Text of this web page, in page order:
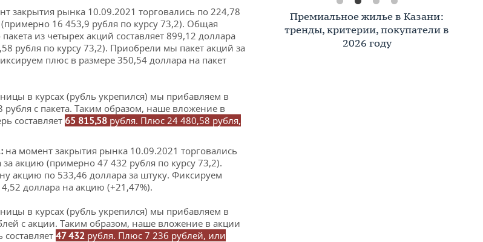
закрытия рынка 10.09.2021 торговались по 224,78
16 453,9 рубля по курсу 73,2). Общая
из четырех акций составляет 899,12 доллара
рубля по курсу 73,2). Приобрели мы пакет акций за
плюс в размере 350,54 доллара на пакет
в курсах (рубль укрепился) мы прибавляем в
рубля с пакета. Таким образом, наше вложение в
составляет 65 815,58 рубля. Плюс 24 480,58 рубля,
на момент закрытия рынка 10.09.2021 торговались
за акцию (примерно 47 432 рубля по курсу 73,2).
акцию по 533,46 доллара за штуку. Фиксируем
доллара на акцию (+21,47%).
в курсах (рубль укрепился) мы прибавляем в
с акции. Таким образом, наше вложение в акции
составляет 47 432 рубля. Плюс 7 236 рублей, или
Премиальное жилье в Казани:
тренды, критерии, покупатели в
2026 году